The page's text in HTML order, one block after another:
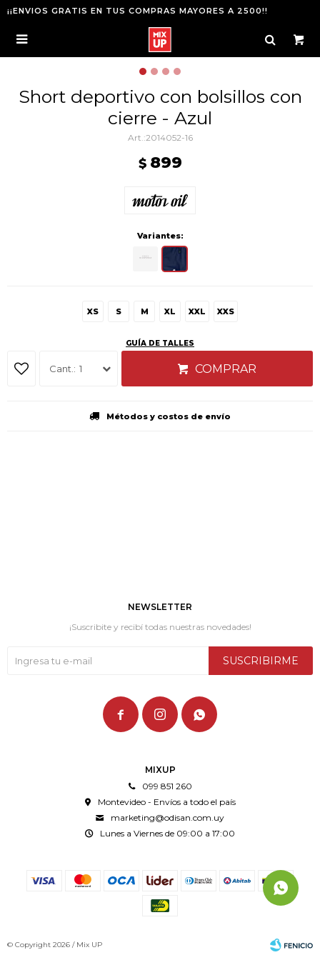
¡¡ENVIOS GRATIS EN TUS COMPRAS MAYORES A 2500!!

Short deportivo con bolsillos con
cierre - Azul
2014052-16
$ 899
Variantes:
XS S M XL XXL XXS
GUÍA DE TALLES
1 COMPRAR
Métodos y costos de envío
MIXUP
099 851 260
Montevideo - Envíos a todo el país
marketing@odisan.com.uy
Lunes a Viernes de 09:00 a 17:00
NEWSLETTER
¡Suscribite y recibí todas nuestras novedades!
SUSCRIBIRME
  
© Copyright 2026 / Mix UP